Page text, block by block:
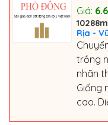
Giá:
10288m
Rịa -
trồng
nhãn
Giống
cao.